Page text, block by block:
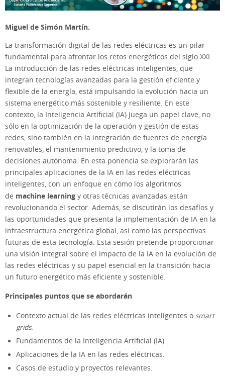
Miguel de Simón Martín.
La transformación digital de las redes eléctricas es un pilar
fundamental para afrontar los retos energéticos del siglo XXI.
La introducción de las redes eléctricas inteligentes, que
integran tecnologías avanzadas para la gestión eficiente y
flexible de la energía, está impulsando la evolución hacia un
sistema energético más sostenible y resiliente. En este
contexto, la Inteligencia Artificial (IA) juega un papel clave, no
sólo en la optimización de la operación y gestión de estas
redes, sino también en la integración de fuentes de energía
renovables, el mantenimiento predictivo, y la toma de
decisiones autónoma. En esta ponencia se explorarán las
principales aplicaciones de la IA en las redes eléctricas
inteligentes, con un enfoque en cómo los algoritmos
de machine learning y otras técnicas avanzadas están
revolucionando el sector. Además, se discutirán los desafíos y
las oportunidades que presenta la implementación de IA en la
infraestructura energética global, así como las perspectivas
futuras de esta tecnología. Esta sesión pretende proporcionar
una visión integral sobre el impacto de la IA en la evolución de
las redes eléctricas y su papel esencial en la transición hacia
un futuro energético más eficiente y sostenible.
Principales puntos que se abordarán
Contexto actual de las redes eléctricas inteligentes o smart
grids.
Fundamentos de la Inteligencia Artificial (IA).
Aplicaciones de la IA en las redes eléctricas.
Casos de estudio y proyectos relevantes.